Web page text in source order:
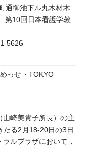
通御池下ル丸木材木
10回日本看護学教
5626
っせ・TOKYO
崎美貴子所長）の主
たる2月18-20日の3日
ルプラザにおいて，